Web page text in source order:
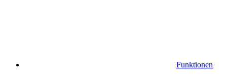
Funktionen